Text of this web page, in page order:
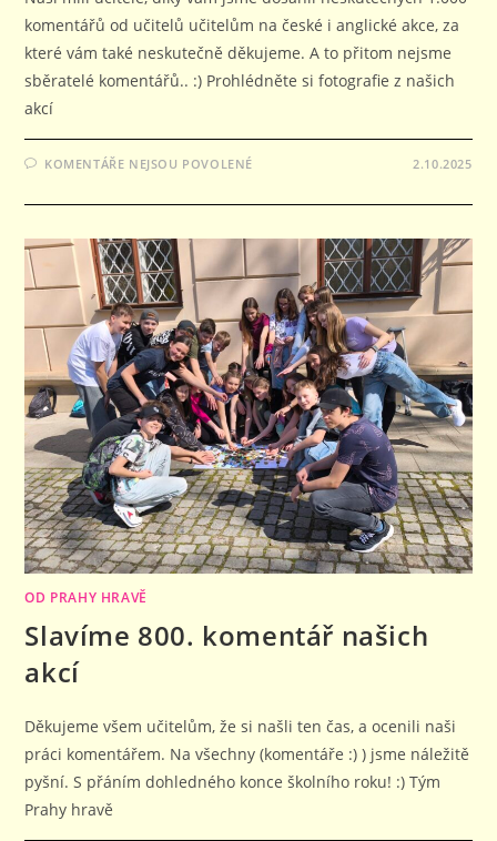
komentářů od učitelů učitelům na české i anglické akce, za
které vám také neskutečně děkujeme. A to přitom nejsme
sběratelé komentářů.. :) Prohlédněte si fotografie z našich
akcí
KOMENTÁŘE NEJSOU POVOLENÉ
NÁZVEM
70.000
NÁVŠTĚVNÍKŮM
A
PŘÍZNIVCŮM
PRAHY
HRAVĚ
ZA
KULATÝCH
1.000
KOMENTÁŘŮ
2.10.2025
OD PRAHY HRAVĚ
Slavíme 800. komentář našich
akcí
Děkujeme všem učitelům, že si našli ten čas, a ocenili naši
práci komentářem. Na všechny (komentáře :) ) jsme náležitě
pyšní. S přáním dohledného konce školního roku! :) Tým
Prahy hravě